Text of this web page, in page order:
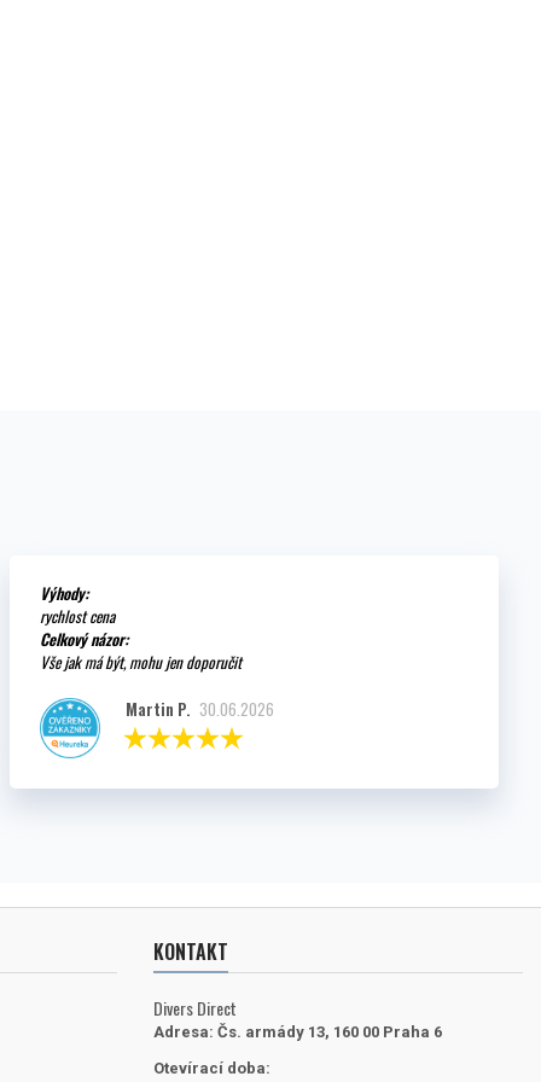
Výhody:
rychlost cena
Celkový názor:
Vše jak má být, mohu jen doporučit
Martin P. 30.06.2026
KONTAKT
Divers Direct
Adresa: Čs. armády 13, 160 00 Praha 6
Otevírací doba: